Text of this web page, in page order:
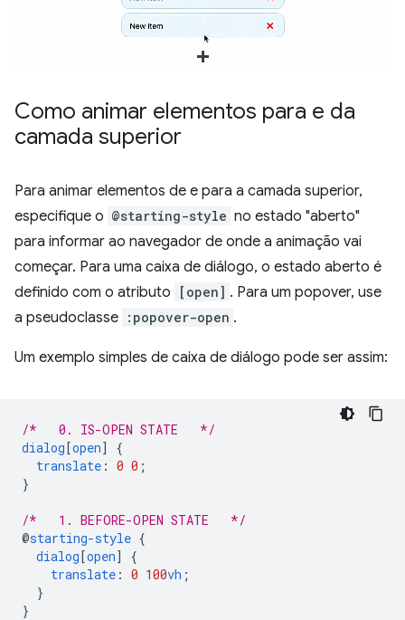
Como animar elementos para e da
camada superior
Para animar elementos de e para a camada superior,
especifique o @starting-style no estado "aberto"
para informar ao navegador de onde a animação vai
começar. Para uma caixa de diálogo, o estado aberto é
definido com o atributo
[open] . Para um popover, use
a pseudoclasse :popover-open .
Um exemplo simples de caixa de diálogo pode ser assim:
/*   0. IS-OPEN STATE   */
dialog [open]
{
translate : 0 0 ;
}
/*   1. BEFORE-OPEN STATE   */
@starting-style {
dialog [open]
{
translate : 0 100vh ;
}
}